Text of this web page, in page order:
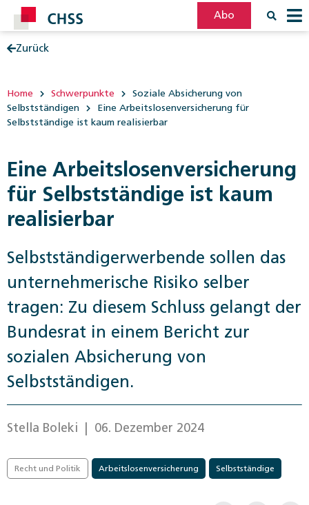
Abo
Zurück
Home Schwerpunkte
Soziale Absicherung von
Selbstständigen
Eine Arbeitslosenversicherung für
Selbstständige ist kaum realisierbar
Eine Arbeitslosenversicherung
für Selbstständige ist kaum
realisierbar
Selbstständigerwerbende sollen das
unternehmerische Risiko selber
tragen: Zu diesem Schluss gelangt der
Bundesrat in einem Bericht zur
sozialen Absicherung von
Selbstständigen.
Stella Boleki | 06. Dezember 2024
Recht und Politik Arbeitslosenversicherung Selbstständige